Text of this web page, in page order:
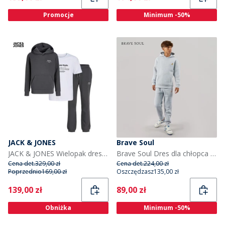
Promocje Minimum -50%
JACK & JONES
JACK & JONES Wielopak dresowy z kapturem i T-shirtem Niko dla chłopca kolor asfaltowy/biały
Cena det.329,00 zł
Poprzednio169,00 zł
Current
139,00 zł
Obniżka
Brave Soul
Brave Soul Dres dla chłopca kolor jasnoszary melanż
Cena det.224,00 zł
Oszczędzasz135,00 zł
Current
89,00 zł
Minimum -50%